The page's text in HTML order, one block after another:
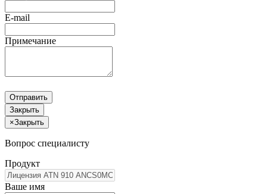
E-mail
Примечание
Отправить
Закрыть
×Закрыть
Вопрос специалисту
Продукт
Ваше имя